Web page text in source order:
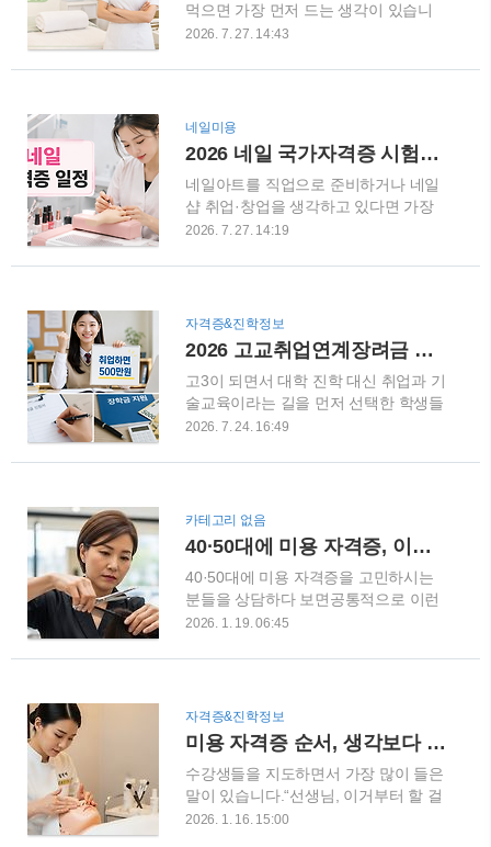
피부는 화장이 들뜨거나 피부결이 거칠
어 보이기 쉬운데요.이번 영상에서는 꿀
고 계셨다면 참고해보세요. 꿀피부·물
광피부를 원하는 분들에게 추천 피부가
촉촉해 보이면 자연스럽게 얼굴에도 생
기가 살아납니다.✔ 피부가 푸석..
먹으면 가장 먼저 드는 생각이 있습니
다.“필기는 독학해도 될까?”“실기는 학
면 비용이 얼마나 들까?”“자격증을 따면
는 분이라면 시험 준비보다 이런 현실적
인 부분이 더 궁금할 수 있는데요.우리
가 흔히 피부관리사 자격증이라고 부르
는 자격의 공식 명칭은 국가기술자격 미
용사(피부)입니다. 보건복지부 관련 자
격으로 한국산업인력공단에서 시행하
부 방법, 학원비, 국비지원, 취업과 창업
까지 한 번에 정리해보겠습니다. 피부관
리사 자격증, 필기와 실기 어떻게 볼까?
미용사(피부) 국가자격증은 필기시..
2026. 7. 27. 14:43
네일미용
2026 네일 국가자격증 시험일정 총정리｜필기·실기 접수방법과 합격 준비 순서
네일아트를 직업으로 준비하거나 네일
샵 취업·창업을 생각하고 있다면 가장
먼저 확인하게 되는 것이 바로 네일 국
는 분들은 이런 질문을 많이 합니다.“네
요?”“2026년 네일 실기시험은 언제 있
나요?”“필기와 실기는 얼마나 준비해야
할까요?”“시험 접수는 어디에서 하나
요?” 네일 국가자격증의 정확한 명칭은
미용사(네일)이며, 보건복지부 관련 국
가기술자격으로 한국산업인력공단이
를 아무리 잘했더라도 원하는 시험장의
자리가 마감되면 계획했던 날짜에 응시
하기 어려울 수 있기 때문에 시험 준비
와 함께 접수 일정까지 미리 확인해 두
는 것..
2026. 7. 27. 14:19
자격증&진학정보
2026 고교취업연계장려금 총정리｜고3 위탁학생 취업하면 최대 500만원, 신청방법은?
고3이 되면서 대학 진학 대신 취업과 기
술교육이라는 길을 먼저 선택한 학생들
이 있습니다.일반고에 재학하면서 직업
육 위탁과정을 이수하고 있는 이른바 고
이 학교에서 수능과 대학입시를 준비하
는 동안 미용, 제과제빵, 조리, 자동차,
IT, 디자인 등 자신이 선택한 분야에서
실무 기술을 배우며 조금 일찍 사회생활
을 준비하고 있는데요.이런 학생들이 졸
업 후 중소·중견기업에 취업한다면 꼭
입니다.특히 일반고 학생이라도 일정 요
건을 갖춘 직업교육 위탁과정 참여 학생
이라면 신청 대상에 포함될 수 있기 때
문에, 현재 고3 위탁교육을 받고 ..
2026. 7. 24. 16:49
카테고리 없음
40·50대에 미용 자격증, 이렇게 가야 실패하지 않습니다
40·50대에 미용 자격증을 고민하시는
분들을 상담하다 보면공통적으로 이런
말을 하십니다.“지금 나이에 시작해도
부터 말씀드리면순서만 제대로 잡으면
잘못된 선택입니다.저는 헤어, 피부, 네
일, 메이크업, 이용사 자격증을 모두 보
유하고20년 넘게 미용 현장에서 강사로
일해왔습니다.오늘은 40·50대가 실제
로 성공 확률이 높은 루트만 정리해 드
리겠습니다. 40·50대 미용 자격증의 핵
2026. 1. 19. 06:45
자격증&진학정보
미용 자격증 순서, 생각보다 정말 중요합니다
수강생들을 지도하면서 가장 많이 들은
말이 있습니다.“선생님, 이거부터 할 걸
그랬어요…”오늘은 미용 자격증 순서를
2026. 1. 16. 15:00